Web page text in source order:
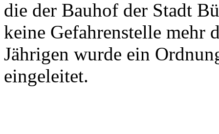
die der Bauhof der Stadt
keine Gefahrenstelle mehr
Jährigen wurde ein
eingeleitet.